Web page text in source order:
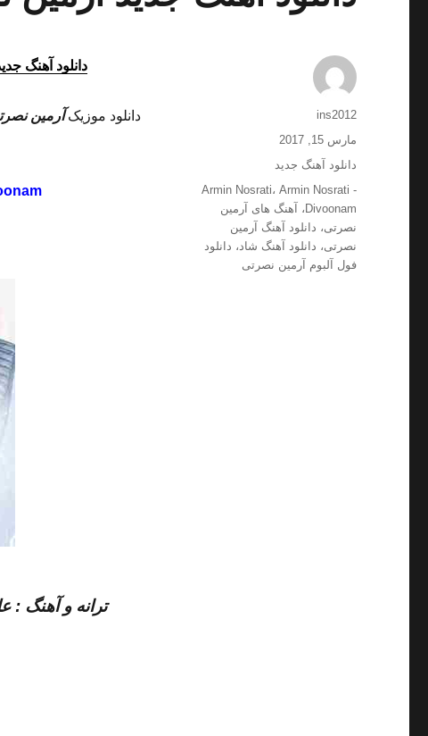
دانلود آهنگ
دانلود موزیکآرمین
ترانه و آهنگ
نویسنده
ins2012
ارسال
شده
مارس 15, 2017
دسته‌ها
دانلود آهنگ جدید
برچسب‌ها
Armin Nosrati، Armin Nosrati -
Divoonam ،
آهنگ های آرمین
نصرتی، دانلود آهنگ آرمین
نصرتی، دانلود آهنگ شاد، دانلود
فول آلبوم آرمین نصرتی